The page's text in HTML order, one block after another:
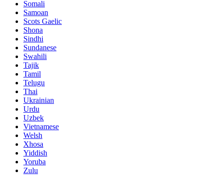
Somali
Samoan
Scots Gaelic
Shona
Sindhi
Sundanese
Swahili
Tajik
Tamil
Telugu
Thai
Ukrainian
Urdu
Uzbek
Vietnamese
Welsh
Xhosa
Yiddish
Yoruba
Zulu